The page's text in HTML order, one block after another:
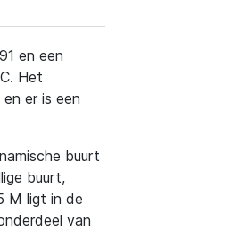
en een
Het
er is een
buurt
buurt,
M ligt in de
van